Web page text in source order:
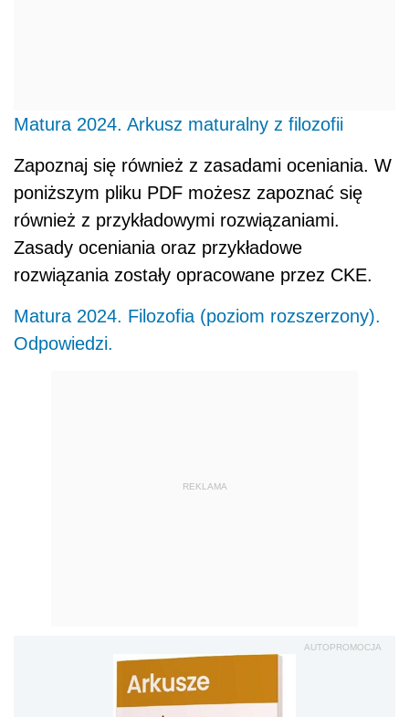
Matura 2024. Arkusz maturalny z filozofii
Zapoznaj się również z zasadami oceniania. W
poniższym pliku PDF możesz zapoznać się
również z przykładowymi rozwiązaniami.
Zasady oceniania oraz przykładowe
rozwiązania zostały opracowane przez CKE.
Matura 2024. Filozofia (poziom rozszerzony).
Odpowiedzi.
REKLAMA
AUTOPROMOCJA